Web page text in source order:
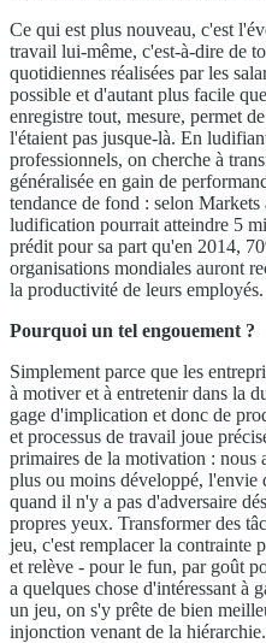
Ce qui est plus nouveau, c'est
travail lui-même, c'est-à-dire de
quotidiennes réalisées par les
possible et d'autant plus facile
enregistre tout, mesure, permet
l'étaient pas jusque-là. En
professionnels, on cherche à
généralisée en gain de
tendance de fond : selon
ludification pourrait atteindre 5
prédit pour sa part qu'en 2014,
organisations mondiales auront
la productivité de leurs employés.
Pourquoi un tel engouement ?
Simplement parce que les
à motiver et à entretenir dans la
gage d'implication et donc de
et processus de travail joue
primaires de la motivation : nous
plus ou moins développé, l'envie
quand il n'y a pas d'adversaire
propres yeux. Transformer des
jeu, c'est remplacer la contrainte
et relève - pour le fun, par goût
a quelques chose d'intéressant à
un jeu, on s'y prête de bien
injonction venant de la